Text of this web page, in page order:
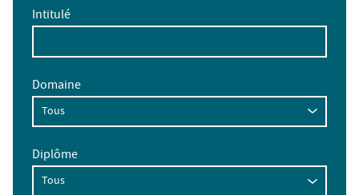
Intitulé
Domaine
Diplôme